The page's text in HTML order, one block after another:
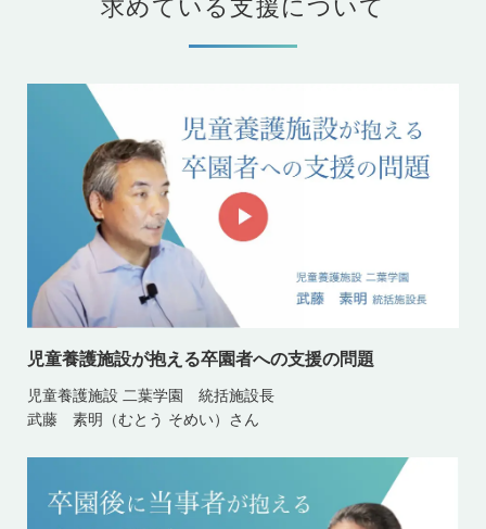
求めている支援について
児童養護施設が抱える卒園者への支援の問題
児童養護施設 二葉学園 統括施設長
武藤 素明（むとう そめい）さん